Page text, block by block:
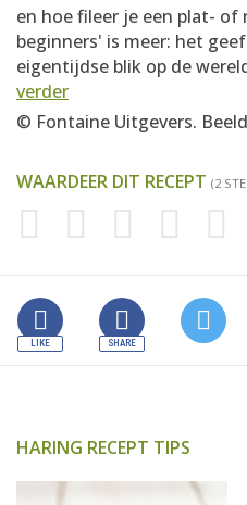
en hoe fileer je een plat- of
beginners' is meer: het
eigentijdse blik op de
verder
© Fontaine Uitgevers.
WAARDEER DIT RECEPT (2
HARING RECEPT TIPS